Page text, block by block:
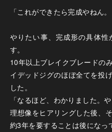
「これができたら完成やねん。
やりたい事、完成形の具体
す。
10年以上ブレイクブレードの
イデッドジグのほぼ全てを投
した。
「なるほど、わかりました。
理想像をヒアリングした後、
約3年を要することは後になっ